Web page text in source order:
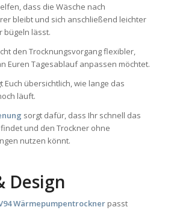
dass die Wäsche nach
bleibt und sich anschließend leichter
bügeln lässt.
den Trocknungsvorgang flexibler,
Euren Tagesablauf anpassen möchtet.
Euch übersichtlich, wie lange das
läuft.
sorgt dafür, dass Ihr schnell das
und den Trockner ohne
nutzen könnt.
Design
Wärmepumpentrocknerpasst